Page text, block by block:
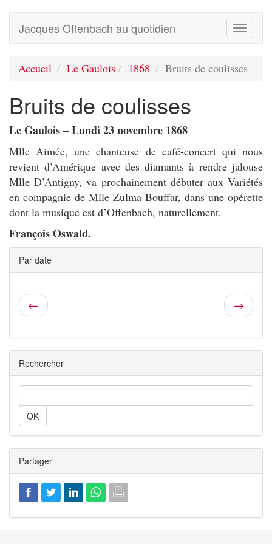
Toggle
Jacques Offenbach au quotidien
Accueil Le Gaulois 1868 Bruits de coulisses
Bruits de coulisses
Le Gaulois – Lundi 23 novembre 1868
Mlle Aimée, une chanteuse de café-concert qui nous
revient d’Amérique avec des diamants à rendre jalouse
Mlle D’Antigny, va prochainement débuter aux Variétés
en compagnie de Mlle Zulma Bouffar, dans une opérette
dont la musique est d’Offenbach, naturellement.
François Oswald.
Par date
← →
Rechercher
Partager